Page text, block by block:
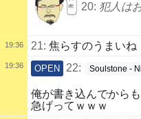
20: 犯人は
19:36 21: 焦らすのうまいね
19:36 OPEN 22: Soulstone -
俺が書き込んでから
急げってｗｗｗ